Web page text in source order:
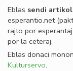
Eblas sendi
esperantio.net
rajto por
por la ceteraj.
Eblas donaci
Kulturservo.